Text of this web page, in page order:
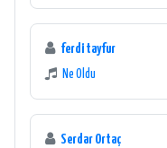
ferdi tayfur
Ne Oldu
Serdar Ortaç